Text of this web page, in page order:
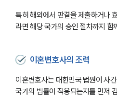
특히 해외에서 판결을 제출하거나
라면 해당 국가의 승인 절차까지 함
이혼변호사의 조력
이혼변호사는 대한민국 법원이 사
국가의 법률이 적용되는지를 먼저